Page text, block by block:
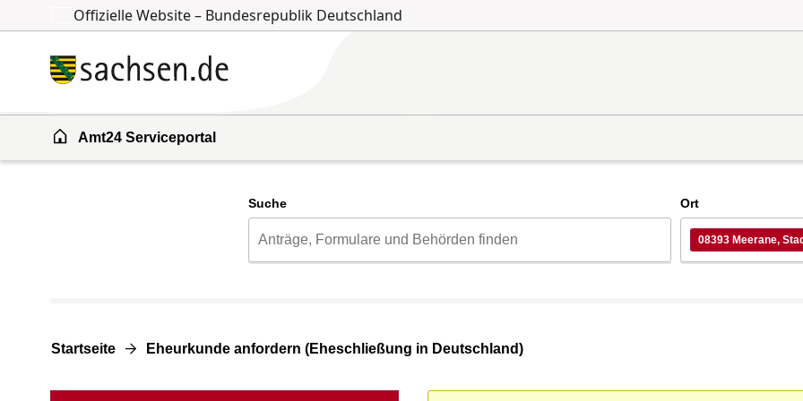
Zum Inhalt springen
Zur Suche springen
Offizielle Website – Bundesrepublik Deutschland
Amt24 Serviceportal
Suche Ort
08393 Meerane,
Startseite Eheurkunde anfordern (Eheschließung in Deutschland)